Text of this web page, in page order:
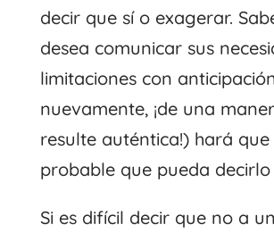
decir que sí o exagerar.
desea comunicar sus
limitaciones con
nuevamente, ¡de una
resulte auténtica!) hará que
probable que pueda
Si es difícil decir que no a